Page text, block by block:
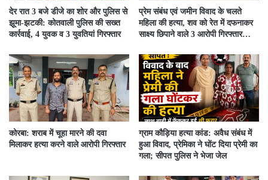
देर रात 3 बजे डीजे का शोर और पुलिस से
झूमा-झटकी: कोतवाली पुलिस की सख्त
कार्रवाई, 4 युवक व 3 युवतियां गिरफ्तार
प्रेम संबंध एवं जमीन विवाद के चलते
महिला की हत्या, शव को रेत में दफनाकर
साक्ष्य छिपाने वाले 3 आरोपी गिरफ्तार…
कोरबा: शराब में चूहा मारने की दवा
मिलाकर हत्या करने वाले आरोपी गिरफ्तार
ग्राम कौड़िया हत्या कांड: अवैध संबंध में
हुआ विवाद, प्रेमिका ने घोंट दिया प्रेमी का
गला; सीपत पुलिस ने भेजा जेल